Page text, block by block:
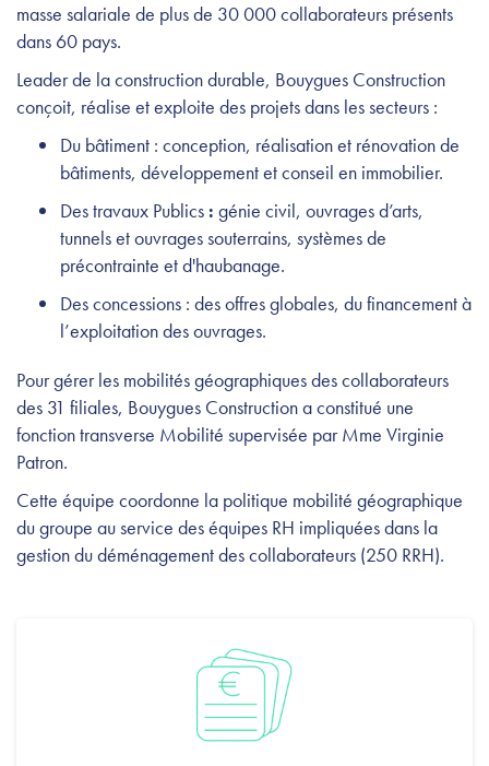
masse salariale de plus de 30 000 collaborateurs présents
dans 60 pays.
Leader de la construction durable, Bouygues Construction
conçoit, réalise et exploite des projets dans les secteurs :
Du bâtiment : conception, réalisation et rénovation de
bâtiments, développement et conseil en immobilier.
Des travaux Publics : génie civil, ouvrages d’arts,
tunnels et ouvrages souterrains, systèmes de
précontrainte et d'haubanage.
Des concessions : des offres globales, du financement à
l’exploitation des ouvrages.
Pour gérer les mobilités géographiques des collaborateurs
des 31 filiales, Bouygues Construction a constitué une
fonction transverse Mobilité supervisée par Mme Virginie
Patron.
Cette équipe coordonne la politique mobilité géographique
du groupe au service des équipes RH impliquées dans la
gestion du déménagement des collaborateurs (250 RRH).